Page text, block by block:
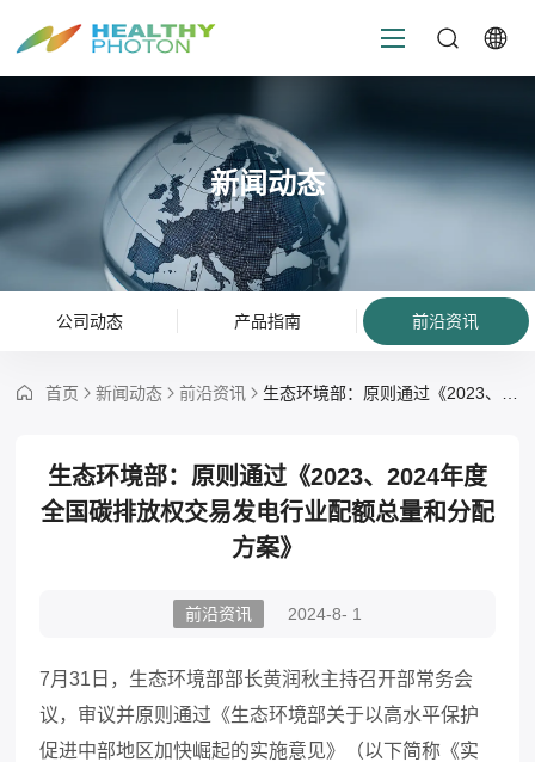
新闻动态
公司动态 产品指南 前沿资讯
首页 新闻动态 前沿资讯 生态环境部：原则通过《2023、2024年度全国碳排放权交易发电行业配额总量和分配方案》
生态环境部：原则通过《2023、2024年度
全国碳排放权交易发电行业配额总量和分配
方案》
前沿资讯 2024-8- 1
7月31日，生态环境部部长黄润秋主持召开部常务会
议，审议并原则通过《生态环境部关于以高水平保护
促进中部地区加快崛起的实施意见》（以下简称《实